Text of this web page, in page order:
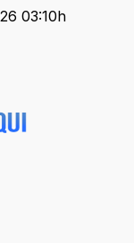
03:10h